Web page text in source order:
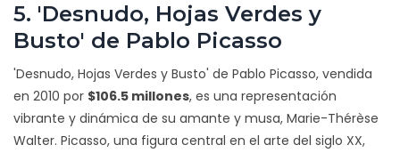
5. 'Desnudo, Hojas Verdes y
Busto' de Pablo Picasso
'Desnudo, Hojas Verdes y Busto' de Pablo Picasso, vendida
en 2010 por $106.5 millones, es una representación
vibrante y dinámica de su amante y musa, Marie-Thérèse
Walter. Picasso, una figura central en el arte del siglo XX,